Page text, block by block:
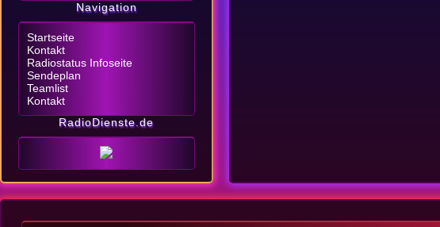
Navigation
Startseite
Kontakt
Radiostatus Infoseite
Sendeplan
Teamlist
Kontakt
RadioDienste.de